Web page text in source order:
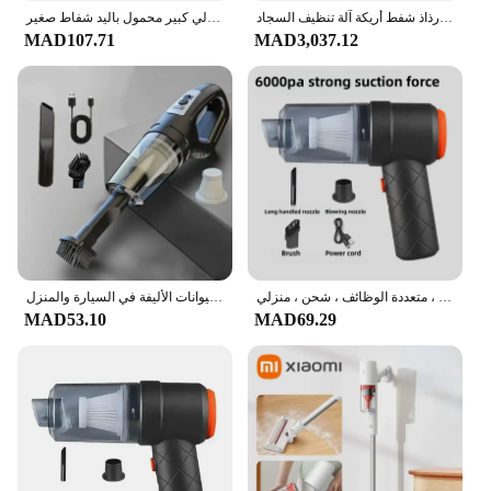
منظف سيارة لاسلكي محمول شفط منزلي كبير محمول باليد شفاط صغير
MAD107.71
بيسيل آلة تنظيف النسيج المحمولة أريكة السجاد الستار مكنسة كهربائية رذاذ شفط أريكة آلة تنظيف السجاد
MAD3,037.12
مكنسة كهربائية لاسلكية شفط قوي قابلة للشحن مكنسة كهربائية محمولة شحن سريع لشعر الحيوانات الأليفة في السيارة والمنزل
MAD53.10
مكنسة كهربائية محمولة محمولة للسيارة ، مزدوجة الغرض ، لاسلكية ، متعددة الوظائف ، شحن ، منزلي
MAD69.29